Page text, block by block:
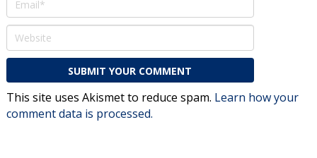
This site uses Akismet to reduce spam. Learn how your
comment data is processed.